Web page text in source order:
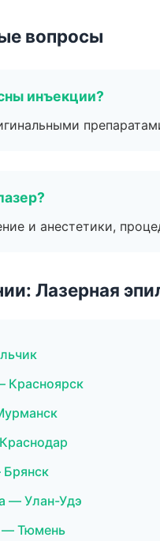
вопросы
инъекции?
и анестетики,
Лазерная
Красноярск
Брянск
— Улан-Удэ
— Тюмень